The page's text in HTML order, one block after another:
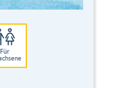
Für